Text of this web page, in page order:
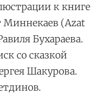
к книге
Миннекаев (Azat
Бухараева.
со сказкой
Шакурова.